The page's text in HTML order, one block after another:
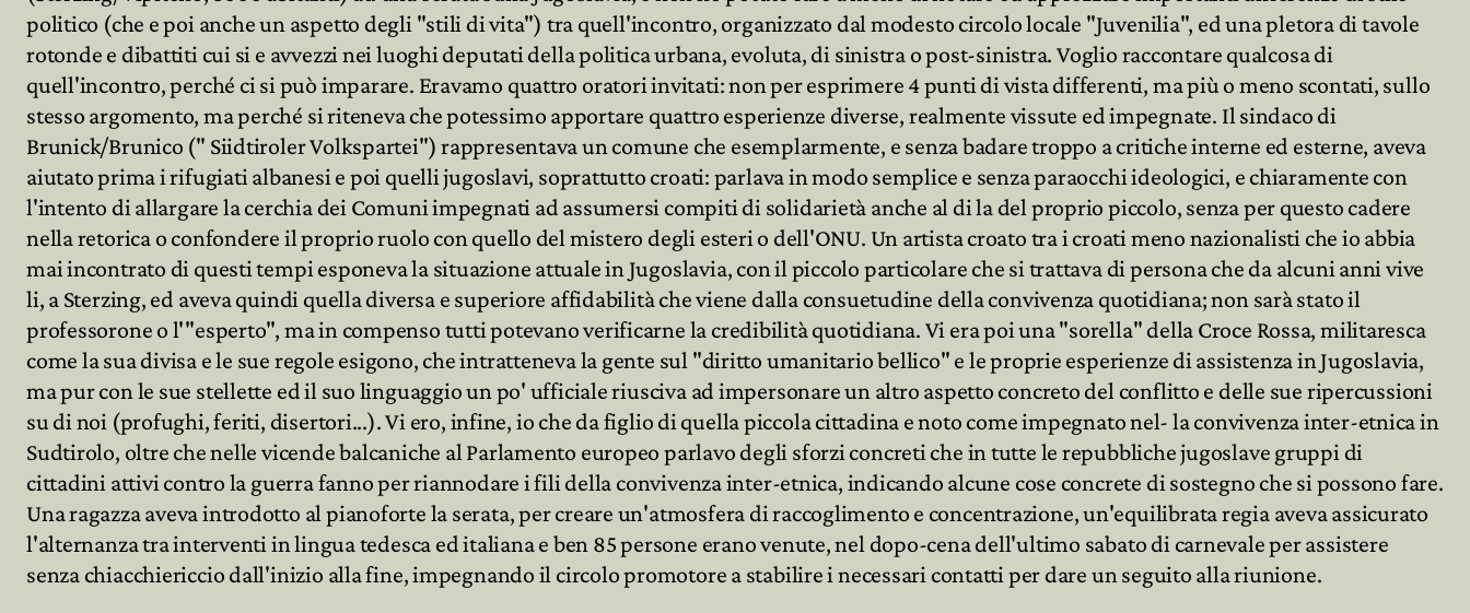
politico (che e poi anche un aspetto degli "stili di vita") tra quell'incontro, organizzato dal modesto circolo locale "Juvenilia", ed una pletora di tavole
rotonde e dibattiti cui si e avvezzi nei luoghi deputati della politica urbana, evoluta, di sinistra o post-sinistra. Voglio raccontare qualcosa di
quell'incontro, perché ci si può imparare. Eravamo quattro oratori invitati: non per esprimere 4 punti di vista differenti, ma più o meno scontati, sullo
stesso argomento, ma perché si riteneva che potessimo apportare quattro esperienze diverse, realmente vissute ed impegnate. Il sindaco di
Brunick/Brunico (" Siidtiroler Volkspartei") rappresentava un comune che esemplarmente, e senza badare troppo a critiche interne ed esterne, aveva
aiutato prima i rifugiati albanesi e poi quelli jugoslavi, soprattutto croati: parlava in modo semplice e senza paraocchi ideologici, e chiaramente con
l'intento di allargare la cerchia dei Comuni impegnati ad assumersi compiti di solidarietà anche al di la del proprio piccolo, senza per questo cadere
nella retorica o confondere il proprio ruolo con quello del mistero degli esteri o dell'ONU. Un artista croato tra i croati meno nazionalisti che io abbia
mai incontrato di questi tempi esponeva la situazione attuale in Jugoslavia, con il piccolo particolare che si trattava di persona che da alcuni anni vive
li, a Sterzing, ed aveva quindi quella diversa e superiore affidabilità che viene dalla consuetudine della convivenza quotidiana; non sarà stato il
professorone o l'"esperto", ma in compenso tutti potevano verificarne la credibilità quotidiana. Vi era poi una "sorella" della Croce Rossa, militaresca
come la sua divisa e le sue regole esigono, che intratteneva la gente sul "diritto umanitario bellico" e le proprie esperienze di assistenza in Jugoslavia,
ma pur con le sue stellette ed il suo linguaggio un po' ufficiale riusciva ad impersonare un altro aspetto concreto del conflitto e delle sue ripercussioni
su di noi (profughi, feriti, disertori...). Vi ero, infine, io che da figlio di quella piccola cittadina e noto come impegnato nel- la convivenza inter-etnica in
Sudtirolo, oltre che nelle vicende balcaniche al Parlamento europeo parlavo degli sforzi concreti che in tutte le repubbliche jugoslave gruppi di
cittadini attivi contro la guerra fanno per riannodare i fili della convivenza inter-etnica, indicando alcune cose concrete di sostegno che si possono fare.
Una ragazza aveva introdotto al pianoforte la serata, per creare un'atmosfera di raccoglimento e concentrazione, un'equilibrata regia aveva assicurato
l'alternanza tra interventi in lingua tedesca ed italiana e ben 85 persone erano venute, nel dopo-cena dell'ultimo sabato di carnevale per assistere
senza chiacchiericcio dall'inizio alla fine, impegnando il circolo promotore a stabilire i necessari contatti per dare un seguito alla riunione.